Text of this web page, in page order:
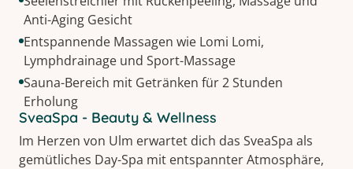
Anti-Aging Gesicht
Entspannende Massagen wie Lomi Lomi,
Lymphdrainage und Sport-Massage
Sauna-Bereich mit Getränken für 2 Stunden
Erholung
SveaSpa - Beauty & Wellness
Im Herzen von Ulm erwartet dich das SveaSpa als
gemütliches Day-Spa mit entspannter Atmosphäre,